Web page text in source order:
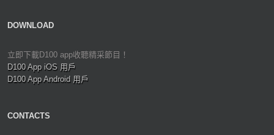
DOWNLOAD
立即下載D100 app收聽精采節目！
D100 App iOS 用戶
D100 App Android 用戶
CONTACTS